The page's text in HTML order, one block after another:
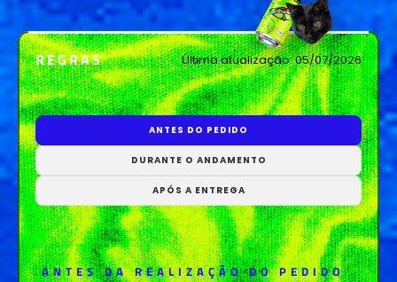
iwearyourlove kekahi lecwisp
loeynely
marsvit mercurioz namgloo
REGRAS Última atualização:05/07/2026
ANTES DO PEDIDO
DURANTE O ANDAMENTO
APÓS A ENTREGA
ANTES DA REALIZAÇÃO DO PEDIDO